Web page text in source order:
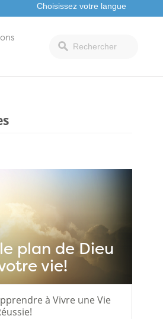
plan de Dieu
vie!
à Vivre une Vie